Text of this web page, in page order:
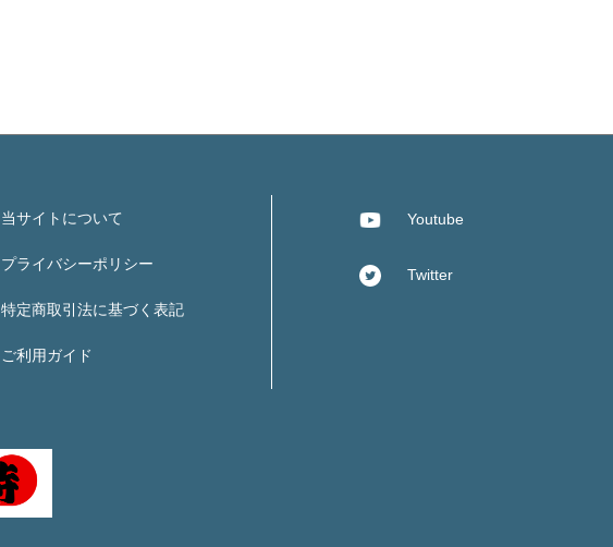
当サイトについて
プライバシーポリシー
特定商取引法に基づく表記
ご利用ガイド
Youtube
Twitter